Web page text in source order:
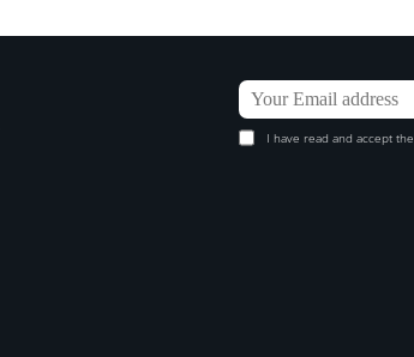
I have read and accept